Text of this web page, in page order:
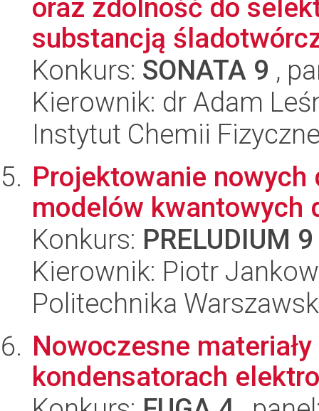
oraz zdolność do
substancją
Konkurs: SONATA 9 ,
Kierownik: dr Adam
Instytut Chemii
Projektowanie
modelów kwantowych
Konkurs: PRELUDIUM 9
Kierownik: Piotr
Politechnika
Nowoczesne
kondensatorach